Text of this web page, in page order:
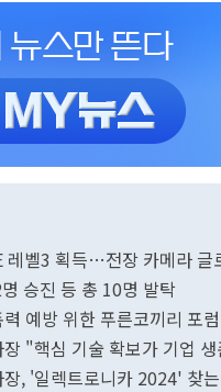
레벨3 획득…전장 카메라 글
승진 등 총 10명 발탁
예방 위한 푸른코끼리 포
"핵심 기술 확보가 기업
장, '일렉트로니카 2024' 찾